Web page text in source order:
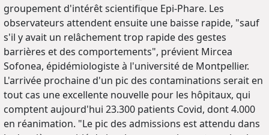
groupement d'intérêt scientifique Epi-Phare. Les
observateurs attendent ensuite une baisse rapide, "sauf
s'il y avait un relâchement trop rapide des gestes
barrières et des comportements", prévient Mircea
Sofonea, épidémiologiste à l'université de Montpellier.
L'arrivée prochaine d'un pic des contaminations serait en
tout cas une excellente nouvelle pour les hôpitaux, qui
comptent aujourd'hui 23.300 patients Covid, dont 4.000
en réanimation. "Le pic des admissions est attendu dans